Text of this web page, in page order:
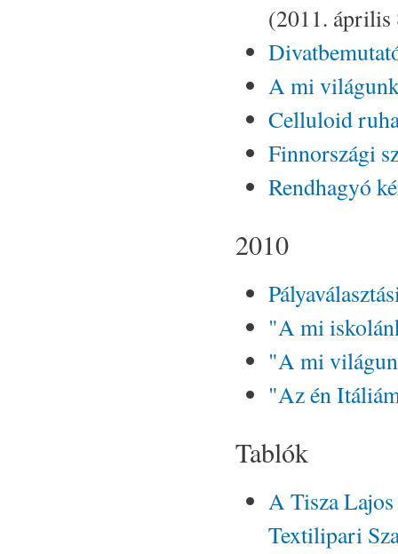
(2011. április
A mi
Celluloid
Finnországi
Rendhagyó
2010
"A mi
"A mi
"Az én
Tablók
A Tisza
Textilipari